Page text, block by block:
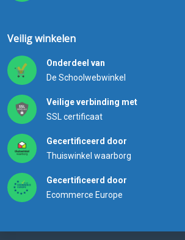
Veilig winkelen
Onderdeel van
De Schoolwebwinkel
Veilige verbinding met
SSL certificaat
Gecertificeerd door
Thuiswinkel waarborg
Gecertificeerd door
Ecommerce Europe